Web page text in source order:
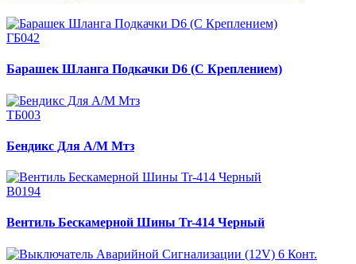
ГБ042
Барашек Шланга Подкачки D6 (С Креплением)
ТБ003
Бендикс Для А/М Мтз
В0194
Вентиль Бескамерной Шины Tr-414 Черный